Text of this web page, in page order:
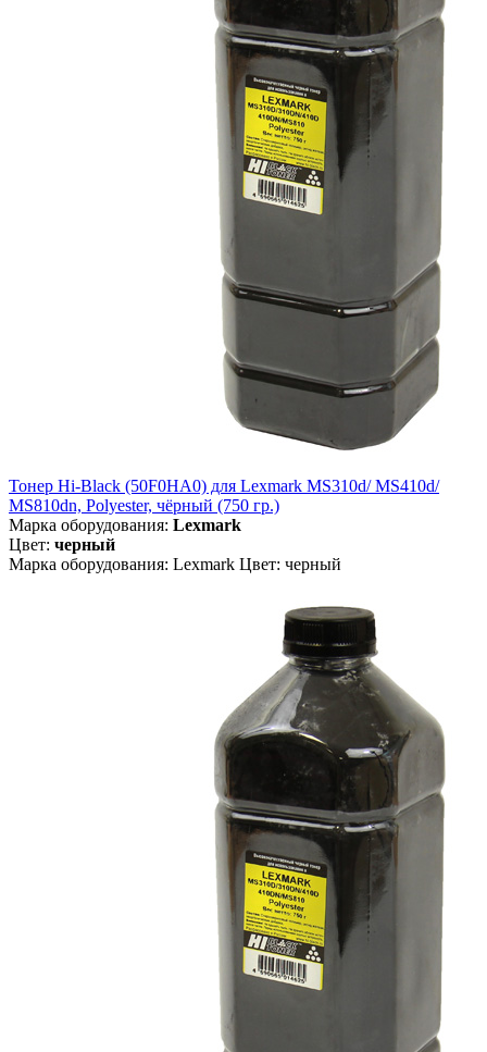
Тонер Hi-Black (50F0HA0) для Lexmark MS310d/ MS410d/
MS810dn, Polyester, чёрный (750 гр.)
Марка оборудования: Lexmark
Цвет: черный
Марка оборудования: Lexmark Цвет: черный